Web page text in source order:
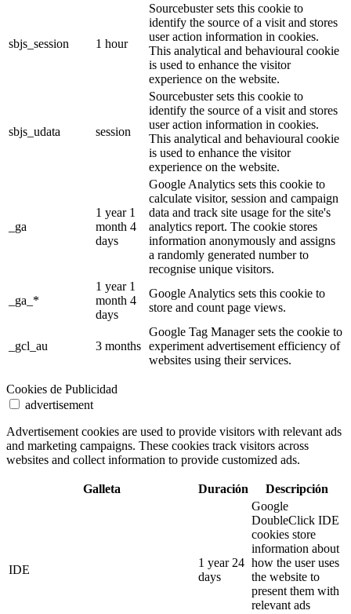
sbjs_session 1 hour
Sourcebuster sets this cookie to
identify the source of a visit and stores
user action information in cookies.
This analytical and behavioural cookie
is used to enhance the visitor
experience on the website.
sbjs_udata session
Sourcebuster sets this cookie to
identify the source of a visit and stores
user action information in cookies.
This analytical and behavioural cookie
is used to enhance the visitor
experience on the website.
_ga
1 year 1
month 4
days
Google Analytics sets this cookie to
calculate visitor, session and campaign
data and track site usage for the site's
analytics report. The cookie stores
information anonymously and assigns
a randomly generated number to
recognise unique visitors.
_ga_*
1 year 1
month 4
days
Google Analytics sets this cookie to
store and count page views.
_gcl_au 3 months
Google Tag Manager sets the cookie to
experiment advertisement efficiency of
websites using their services.
Cookies de Publicidad
advertisement
Advertisement cookies are used to provide visitors with relevant ads
and marketing campaigns. These cookies track visitors across
websites and collect information to provide customized ads.
Galleta Duración Descripción
IDE
1 year 24
days
Google
DoubleClick IDE
cookies store
information about
how the user uses
the website to
present them with
relevant ads